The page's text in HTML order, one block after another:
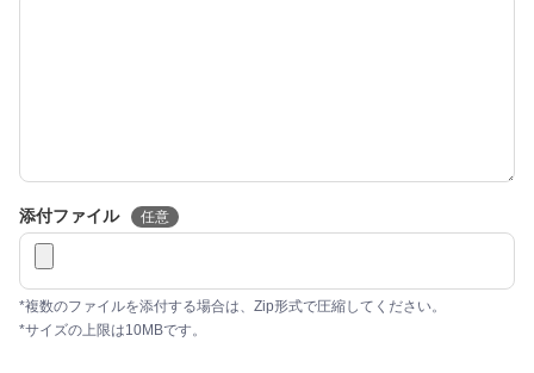
添付ファイル 任意
*複数のファイルを添付する場合は、Zip形式で圧縮してください。
*サイズの上限は10MBです。